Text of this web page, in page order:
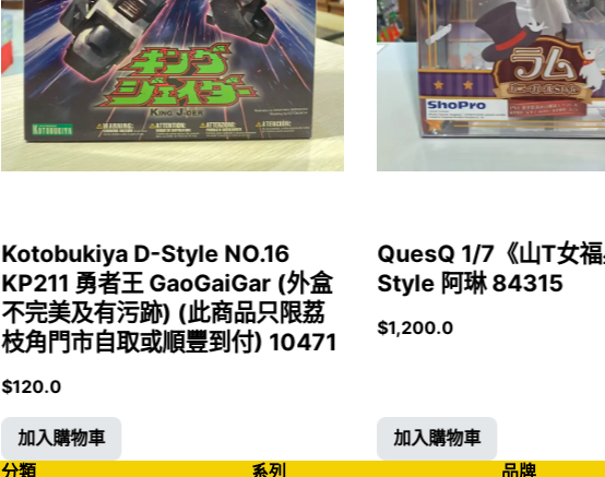
Kotobukiya D-Style NO.16
KP211 勇者王 GaoGaiGar (外盒
不完美及有污跡) (此商品只限荔
枝角門市自取或順豐到付) 10471
$120.0
加入購物車
QuesQ 1/7《山T女
Style 阿琳 84315
$1,200.0
加入購物車
分類
系列 品牌